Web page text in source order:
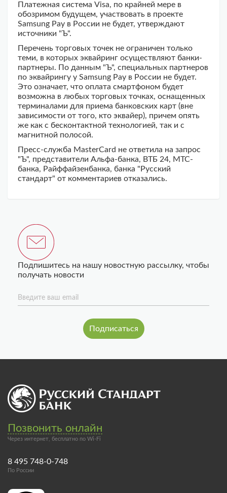
Платежная система Visa, по крайней мере в
обозримом будущем, участвовать в проекте
Samsung Pay в России не будет, утверждают
источники "Ъ".
Перечень торговых точек не ограничен только
теми, в которых эквайринг осуществляют банки-
партнеры. По данным "Ъ", специальных партнеров
по эквайрингу у Samsung Pay в России не будет.
Это означает, что оплата смартфоном будет
возможна в любых торговых точках, оснащенных
терминалами для приема банковских карт (вне
зависимости от того, кто эквайер), причем опять
же как с бесконтактной технологией, так и с
магнитной полосой.
Пресс-служба MasterCard не ответила на запрос
"Ъ", представители Альфа-банка, ВТБ 24, МТС-
банка, Райффайзенбанка, банка "Русский
стандарт" от комментариев отказались.
Подпишитесь на нашу новостную рассылку, чтобы
получать новости
Введите ваш email
Позвонить онлайн
Через интернет, бесплатно по Wi-Fi
8 495 748-0-748
По России